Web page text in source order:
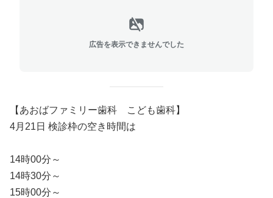
広告を表示できませんでした
【あおばファミリー歯科 こども歯科】
4月21日 検診枠の空き時間は
14時00分～
14時30分～
15時00分～